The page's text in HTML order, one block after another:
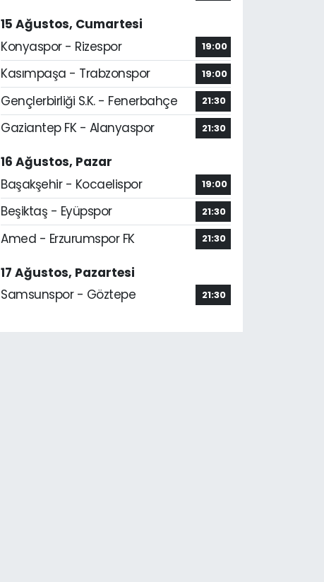
15 Ağustos, Cumartesi
Konyaspor - Rizespor
19:00
Kasımpaşa - Trabzonspor 19:00
Gençlerbirliği S.K. - Fenerbahçe 21:30
Gaziantep FK - Alanyaspor 21:30
16 Ağustos, Pazar
Başakşehir - Kocaelispor
19:00
Beşiktaş - Eyüpspor 21:30
Amed - Erzurumspor FK 21:30
17 Ağustos, Pazartesi
Samsunspor - Göztepe
21:30